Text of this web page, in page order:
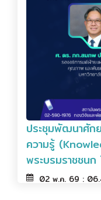
ประชุมพัฒนาศัก
ความรู้
พระบรมราชชน
02 พ.ค. 69 :